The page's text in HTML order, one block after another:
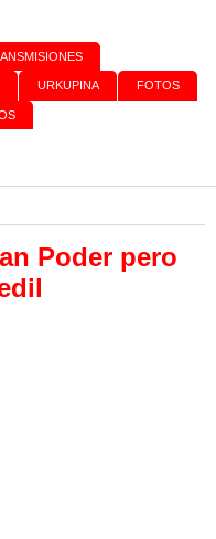
URKUPINA FOTOS
Poder pero